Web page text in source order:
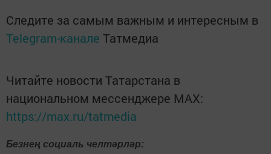
Следите за самым важным и интересным в
Telegram-канале Татмедиа
Читайте новости Татарстана в
национальном мессенджере MАХ:
https://max.ru/tatmedia
Безнең социаль челтәрләр: